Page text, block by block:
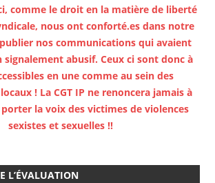
comme le droit en la matière de liberté
nous ont conforté.es dans notre
nos communications qui avaient
abusif. Ceux ci sont donc à
en une comme au sein des
! La CGT IP ne renoncera jamais à
la voix des victimes de violences
sexistes et sexuelles !!
L’ÉVALUATION